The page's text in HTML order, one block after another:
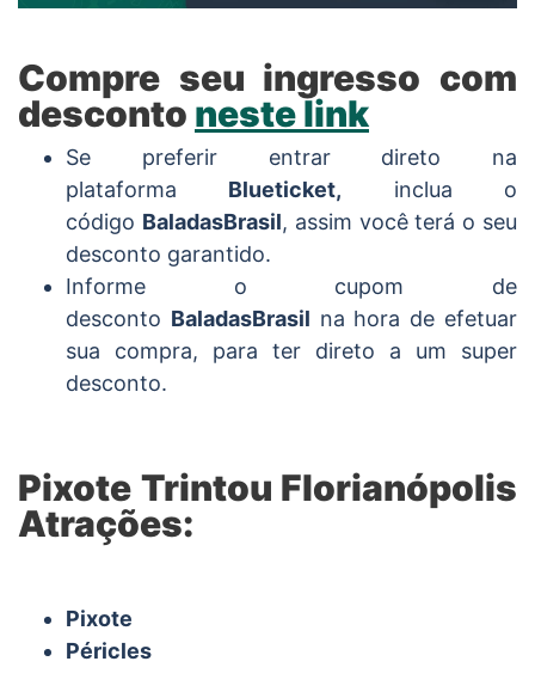
Compre seu ingresso com
desconto neste link
Se preferir entrar direto na
plataforma Blueticket, inclua o
código BaladasBrasil, assim você terá o seu
desconto garantido.
Informe o cupom de
desconto BaladasBrasil na hora de efetuar
sua compra, para ter direto a um super
desconto.
Pixote Trintou Florianópolis
Atrações:
Pixote
Péricles